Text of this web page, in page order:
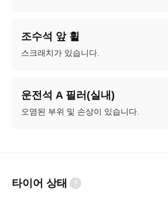
조수석 앞 휠
스크래치가 있습니다.
운전석 A 필러(실내)
오염된 부위 및 손상이 있습니다.
타이어 상태